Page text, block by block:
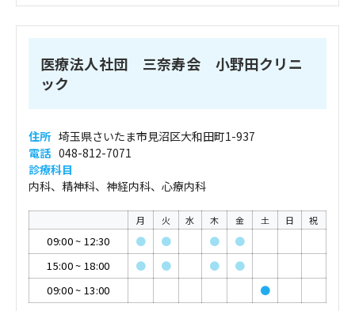
医療法人社団 三奈寿会 小野田クリニ
ック
住所 埼玉県さいたま市見沼区大和田町1-937
電話 048-812-7071
診療科目
内科、精神科、神経内科、心療内科
月 火 水 木 金 土 日 祝
09:00~ 12:30 ● ● ●
●
15:00~ 18:00 ● ● ●
●
09:00~ 13:00 ●